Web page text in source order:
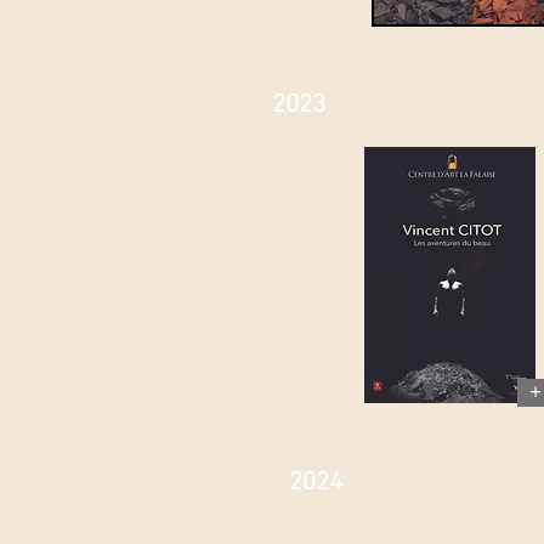
2023
+
2024